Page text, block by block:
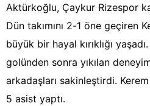
Aktürkoğlu, Çaykur Rizespor
Dün takımını 2-1 öne geçiren
büyük bir hayal kırıklığı
golünden sonra yıkılan
arkadaşları sakinleştirdi.
5 asist yaptı.